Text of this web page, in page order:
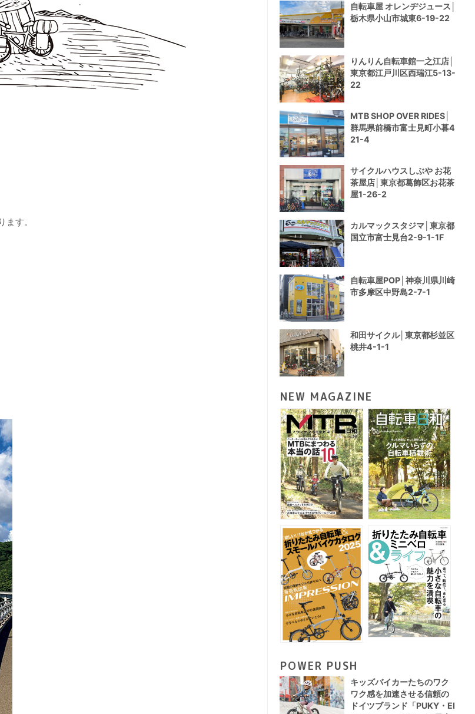
す。
自転車屋 オレンヂジュース│
栃木県小山市城東6-19-22
りんりん自転車館一之江店│
東京都江戸川区西瑞江5-13-
22
MTB SHOP OVER RIDES│
群馬県前橋市富士見町小暮4
21-4
サイクルハウスしぶや お花
茶屋店│東京都葛飾区お花茶
屋1-26-2
カルマックスタジマ│東京都
国立市富士見台2-9-1-1F
自転車屋POP│神奈川県川崎
市多摩区中野島2-7-1
和田サイクル│東京都杉並区
桃井4-1-1
NEW MAGAZINE
POWER PUSH
キッズバイカーたちのワク
ワク感を加速させる信頼の
ドイツブランド「PUKY・EI